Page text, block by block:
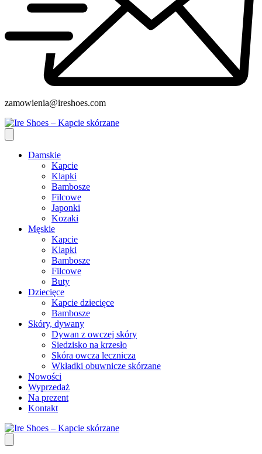
zamowienia@ireshoes.com
Damskie
Kapcie
Klapki
Bambosze
Filcowe
Japonki
Kozaki
Męskie
Kapcie
Klapki
Bambosze
Filcowe
Buty
Dziecięce
Kapcie dziecięce
Bambosze
Skóry, dywany
Dywan z owczej skóry
Siedzisko na krzesło
Skóra owcza lecznicza
Wkładki obuwnicze skórzane
Nowości
Wyprzedaż
Na prezent
Kontakt